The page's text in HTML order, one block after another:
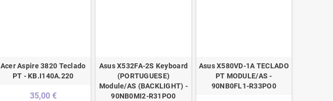
Acer Aspire 3820 Teclado
PT - KB.I140A.220
35,00 €
Asus X532FA-2S Keyboard
(PORTUGUESE)
Module/AS (BACKLIGHT) -
90NB0MI2-R31PO0
Asus X580VD-1A TECLADO
PT MODULE/AS -
90NB0FL1-R33PO0